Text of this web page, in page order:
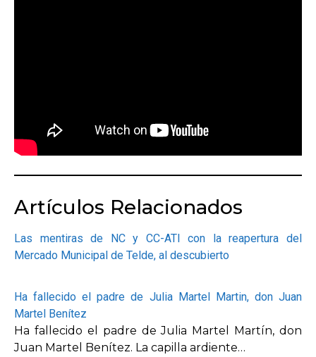
Artículos Relacionados
Las mentiras de NC y CC-ATI con la reapertura del
Mercado Municipal de Telde, al descubierto
Ha fallecido el padre de Julia Martel Martin, don Juan
Martel Benítez
Ha fallecido el padre de Julia Martel Martín, don
Juan Martel Benítez. La capilla ardiente…